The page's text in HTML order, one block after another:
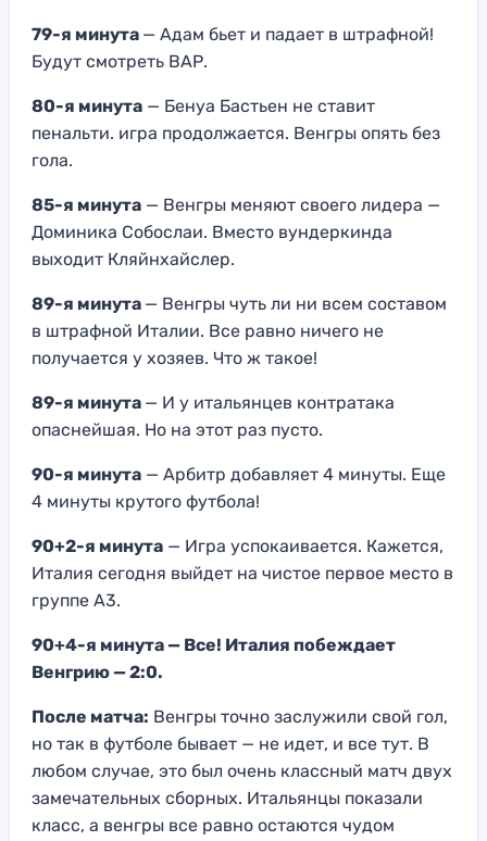
79-я минута — Адам бьет и падает в штрафной!
Будут смотреть ВАР.
80-я минута — Бенуа Бастьен не ставит
пенальти. игра продолжается. Венгры опять без
гола.
85-я минута — Венгры меняют своего лидера —
Доминика Собослаи. Вместо вундеркинда
выходит Кляйнхайслер.
89-я минута — Венгры чуть ли ни всем составом
в штрафной Италии. Все равно ничего не
получается у хозяев. Что ж такое!
89-я минута — И у итальянцев контратака
опаснейшая. Но на этот раз пусто.
90-я минута — Арбитр добавляет 4 минуты. Еще
4 минуты крутого футбола!
90+2-я минута — Игра успокаивается. Кажется,
Италия сегодня выйдет на чистое первое место в
группе А3.
90+4-я минута — Все! Италия побеждает
Венгрию — 2:0.
После матча: Венгры точно заслужили свой гол,
но так в футболе бывает — не идет, и все тут. В
любом случае, это был очень классный матч двух
замечательных сборных. Итальянцы показали
класс, а венгры все равно остаются чудом